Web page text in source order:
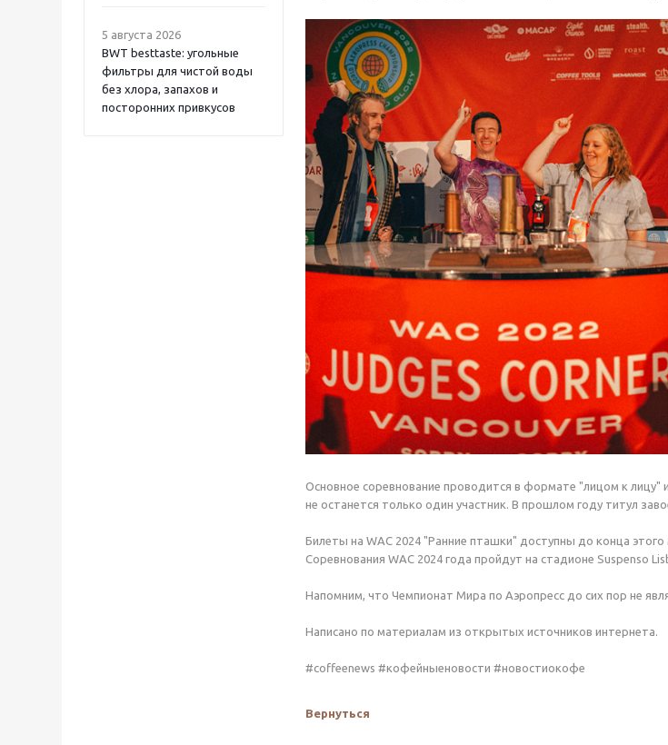
5 августа 2026
BWT besttaste: угольные
фильтры для чистой воды
без хлора, запахов и
посторонних привкусов
Основное соревнование проводится в формате "лицом к лицу"
не останется только один участник. В прошлом году титул
Билеты на WAC 2024 "Ранние пташки" доступны до конца
Соревнования WAC 2024 года пройдут на стадионе Suspenso
Напомним, что Чемпионат Мира по Аэропресс до сих пор не
Написано по материалам из открытых источников интернета.
#coffeenews #кофейныеновости #новостиокофе
Вернуться